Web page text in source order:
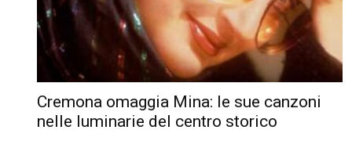
Cremona omaggia Mina: le sue canzoni
nelle luminarie del centro storico